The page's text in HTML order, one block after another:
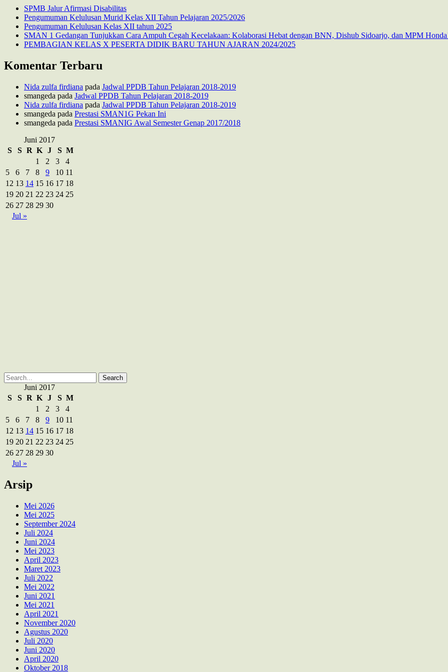
SPMB Jalur Afirmasi Disabilitas
Pengumuman Kelulusan Murid Kelas XII Tahun Pelajaran 2025/2026
Pengumuman Kelulusan Kelas XII tahun 2025
SMAN 1 Gedangan Tunjukkan Cara Ampuh Cegah Kecelakaan: Kolaborasi Hebat dengan BNN, Dishub Sidoarjo, dan MPM
PEMBAGIAN KELAS X PESERTA DIDIK BARU TAHUN AJARAN 2024/2025
Komentar Terbaru
Nida zulfa firdiana pada Jadwal PPDB Tahun Pelajaran 2018-2019
smangeda pada Jadwal PPDB Tahun Pelajaran 2018-2019
Nida zulfa firdiana pada Jadwal PPDB Tahun Pelajaran 2018-2019
smangeda pada Prestasi SMAN1G Pekan Ini
smangeda pada Prestasi SMANIG Awal Semester Genap 2017/2018
Juni 2017
S
S R K J S M
1
2 3
4
5
6 7 8 9 10 11
12 13 14 15 16 17 18
19 20 21 22 23 24 25
26 27 28 29 30
Jul »
Search
for:
Juni 2017
S
S R K J S M
1
2 3
4
5
6 7 8 9 10 11
12 13 14 15 16 17 18
19 20 21 22 23 24 25
26 27 28 29 30
Jul »
Arsip
Mei 2026
Mei 2025
September 2024
Juli 2024
Juni 2024
Mei 2023
April 2023
Maret 2023
Juli 2022
Mei 2022
Juni 2021
Mei 2021
April 2021
November 2020
Agustus 2020
Juli 2020
Juni 2020
April 2020
Oktober 2018